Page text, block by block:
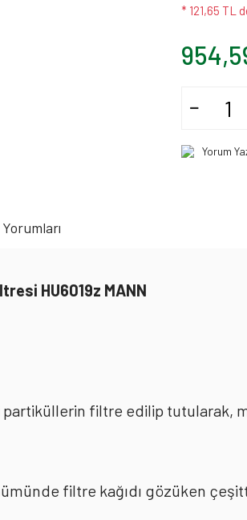
* 121,65 TL
Yorum
HU6019z MANN
filtre edilip tutularak,
filtre kağıdı gözüken